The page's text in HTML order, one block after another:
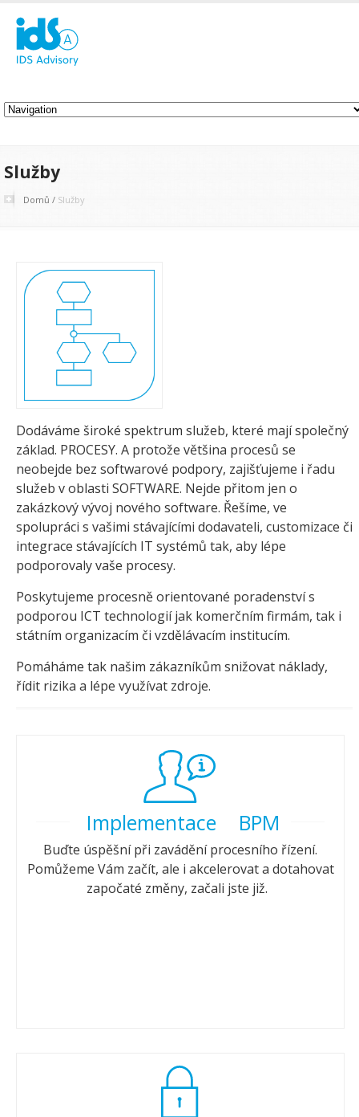
Služby
Domů / Služby
Dodáváme široké spektrum služeb, které mají společný
základ. PROCESY. A protože většina procesů se
neobejde bez softwarové podpory, zajišťujeme i řadu
služeb v oblasti SOFTWARE. Nejde přitom jen o
zakázkový vývoj nového software. Řešíme, ve
spolupráci s vašimi stávajícími dodavateli, customizace či
integrace stávajících IT systémů tak, aby lépe
podporovaly vaše procesy.
Poskytujeme procesně orientované poradenství s
podporou ICT technologií jak komerčním firmám, tak i
státním organizacím či vzdělávacím institucím.
Pomáháme tak našim zákazníkům snižovat náklady,
řídit rizika a lépe využívat zdroje.
Implementace BPM
Buďte úspěšní při zavádění procesního řízení.
Pomůžeme Vám začít, ale i akcelerovat a dotahovat
započaté změny, začali jste již.